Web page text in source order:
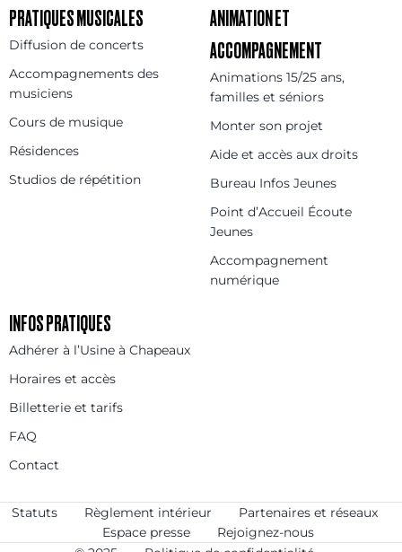
PRATIQUES MUSICALES
Diffusion de concerts
Accompagnements des
musiciens
Cours de musique
Résidences
Studios de répétition
ANIMATION ET
ACCOMPAGNEMENT
Animations 15/25 ans,
familles et séniors
Monter son projet
Aide et accès aux droits
Bureau Infos Jeunes
Point d’Accueil Écoute
Jeunes
Accompagnement
numérique
INFOS PRATIQUES
Adhérer à l’Usine à Chapeaux
Horaires et accès
Billetterie et tarifs
FAQ
Contact
Statuts Règlement intérieur
Partenaires et réseaux
Espace presse
Rejoignez-nous